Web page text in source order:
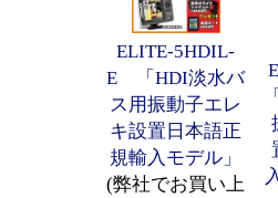
ELITE-5HDIL-
E 「HDI淡水バ
ス用振動子エレ
キ設置日本語正
規輸入モデル」
(弊社でお買い上